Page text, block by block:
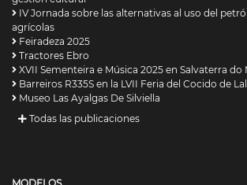
IV Jornada sobre las alternativas al uso del
agrícolas
Feiradeza 2025
Tractores Ebro
XVII Sementeira e Música 2025 en Salvaterra do
Barreiros R335S en la LVII Feria del Cocido de
Museo Las Ayalgas De Silviella
Todas las publicaciones